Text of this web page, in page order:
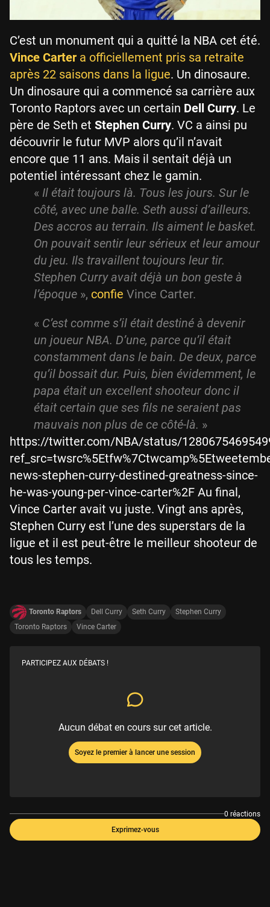
C’est un monument qui a quitté la NBA cet été.
Vince Carter a officiellement pris sa retraite
après 22 saisons dans la ligue. Un dinosaure.
Un dinosaure qui a commencé sa carrière aux
Toronto Raptors avec un certain Dell Curry. Le
père de Seth et Stephen Curry. VC a ainsi pu
découvrir le futur MVP alors qu’il n’avait
encore que 11 ans. Mais il sentait déjà un
potentiel intéressant chez le gamin.
« Il était toujours là. Tous les jours. Sur le
côté, avec une balle. Seth aussi d’ailleurs.
Des accros au terrain. Ils aiment le basket.
On pouvait sentir leur sérieux et leur amour
du jeu. Ils travaillent toujours leur tir.
Stephen Curry avait déjà un bon geste à
l’époque », confie Vince Carter.
« C’est comme s’il était destiné à devenir
un joueur NBA. D’une, parce qu’il était
constamment dans le bain. De deux, parce
qu’il bossait dur. Puis, bien évidemment, le
papa était un excellent shooteur donc il
était certain que ses fils ne seraient pas
mauvais non plus de ce côté-là. »
https://twitter.com/NBA/status/
news-stephen-curry-destined-greatness-since-
he-was-young-per-vince-carter%2F Au final,
Vince Carter avait vu juste. Vingt ans après,
Stephen Curry est l’une des superstars de la
ligue et il est peut-être le meilleur shooteur de
tous les temps.
Toronto Raptors Dell Curry Seth Curry
Stephen Curry
Toronto Raptors
Vince Carter
PARTICIPEZ AUX DÉBATS !
Aucun débat en cours sur cet article.
Soyez le premier à lancer une session
0 réactions
Exprimez-vous